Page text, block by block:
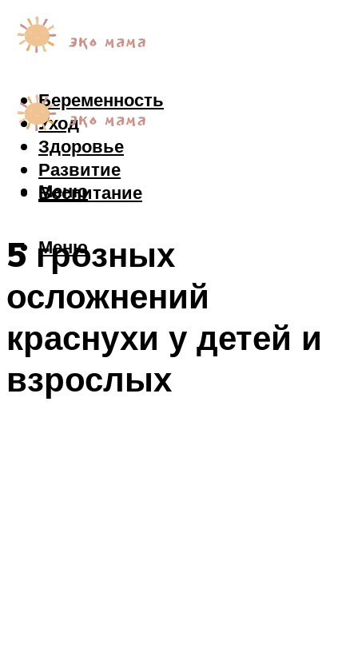
Беременность
Уход
Здоровье
Развитие
Воспитание
Меню
Меню
5 грозных
осложнений
краснухи у детей и
взрослых